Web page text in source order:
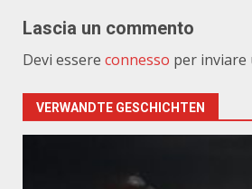
Lascia un commento
Devi essere connesso per inviare
VERWANDTE GESCHICHTEN